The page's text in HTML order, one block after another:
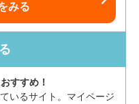
みる
すすめ！
ているサイト。マイページ